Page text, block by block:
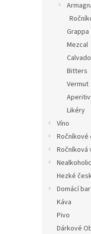
Grappa
Mezcal
Bitters
Vermut
Likéry
Víno
Ročníková
Hezké
Domácí bar
Káva
Pivo
Dárkové